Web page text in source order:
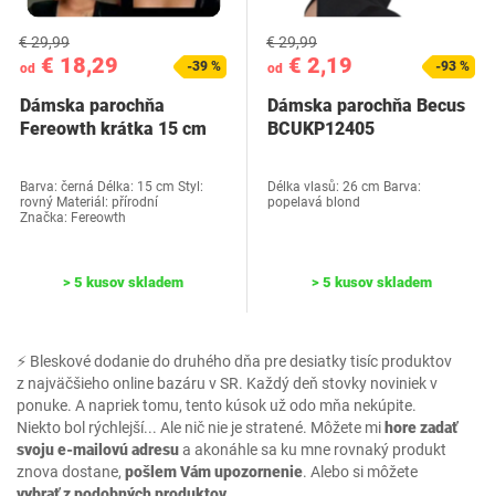
⚡ Bleskové dodanie do druhého dňa pre desiatky tisíc produktov
z najväčšieho online bazáru v SR. Každý deň stovky noviniek v
ponuke. A napriek tomu, tento kúsok už odo mňa nekúpite.
Niekto bol rýchlejší... Ale nič nie je stratené. Môžete mihore zadať
svoju e-mailovú adresua akonáhle sa ku mne rovnaký produkt
znova dostane, pošlem Vám upozornenie. Alebo si môžete
od € 18,29
€ 29,99
-39 %
Dámska parochňa
Fereowth krátka 15 cm
Barva: černá Délka: 15 cm Styl:
rovný Materiál: přírodní
Značka: Fereowth
> 5 kusov skladem
od € 2,19
€ 29,99
-93 %
Dámska parochňa Becus
‎BCUKP12405
Délka vlasů: 26 cm Barva:
popelavá blond
> 5 kusov skladem